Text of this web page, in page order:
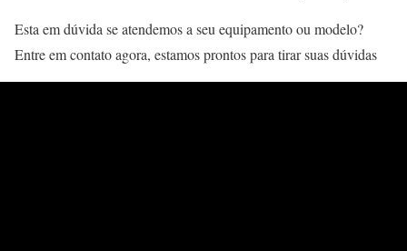
Esta em dúvida se atendemos a seu equipamento ou modelo?
Entre em contato agora, estamos prontos para tirar suas dúvidas